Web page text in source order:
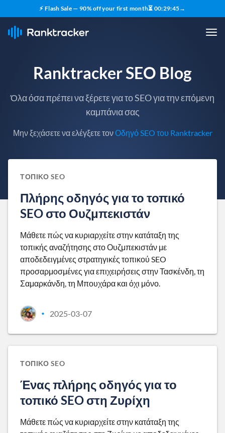
⚡ Flash Sale — 90% off your first month⏳ 00:29:44→
Ranktracker SEO Blog
Όλα όσα πρέπει να ξέρετε για το SEO για την επόμενη
καμπάνια σας
Μην ξεχάσετε να ελέγξετε τονΟδηγό SEO του Ranktracker
ΤΟΠΙΚΌ SEO
Πλήρης οδηγός για το τοπικό
SEO στο Ουζμπεκιστάν
Μάθετε πώς να κυριαρχείτε στην κατάταξη της
τοπικής αναζήτησης στο Ουζμπεκιστάν με
αποδεδειγμένες στρατηγικές τοπικού SEO
προσαρμοσμένες για επιχειρήσεις στην Τασκένδη, τη
Σαμαρκάνδη, τη Μπουχάρα και όχι μόνο.
• 2025-03-07
ΤΟΠΙΚΌ SEO
Ένας πλήρης οδηγός για το
τοπικό SEO στη Ζυρίχη
Μάθετε πώς να κυριαρχείτε στην κατάταξη της